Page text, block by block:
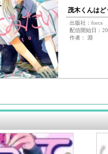
茂木くんは
出版社：forcs
配信開始日：
作者： 淵